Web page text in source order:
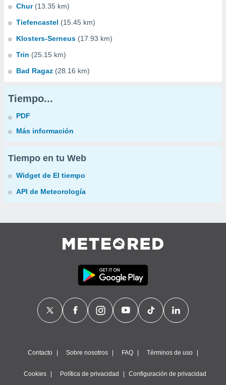
Chur (13.35 km)
Tiefencastel (15.45 km)
Klosters-Serneus (17.93 km)
Trin (25.15 km)
Bad Ragaz (28.16 km)
Tiempo...
PDF
Más información
Tiempo en tu Web
Widget de El tiempo
API de Meteorología
Contacto Sobre nosotros FAQ Términos de uso
Cookies Política de privacidad Configuración de privacidad